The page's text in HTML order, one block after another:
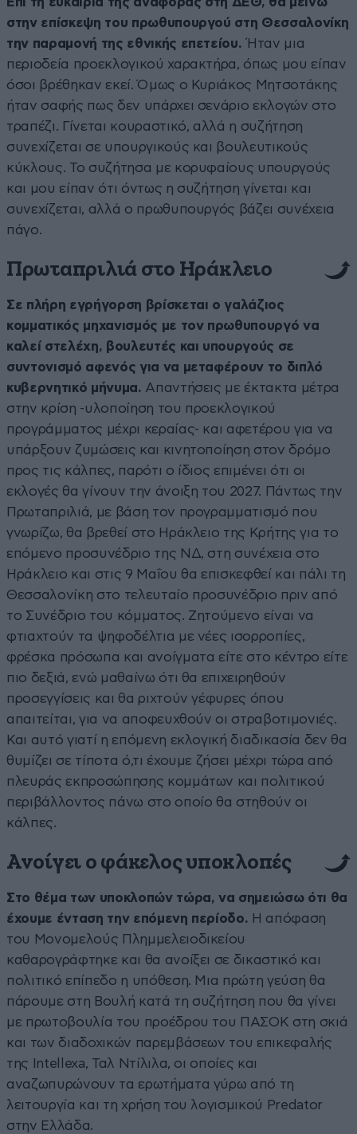
στην επίσκεψη του πρωθυπουργού στη Θεσσαλονίκη
την παραμονή της εθνικής επετείου. Ήταν μια
περιοδεία προεκλογικού χαρακτήρα, όπως μου είπαν
όσοι βρέθηκαν εκεί. Όμως ο Κυριάκος Μητσοτάκης
ήταν σαφής πως δεν υπάρχει σενάριο εκλογών στο
τραπέζι. Γίνεται κουραστικό, αλλά η συζήτηση
συνεχίζεται σε υπουργικούς και βουλευτικούς
κύκλους. Το συζήτησα με κορυφαίους υπουργούς
και μου είπαν ότι όντως η συζήτηση γίνεται και
συνεχίζεται, αλλά ο πρωθυπουργός βάζει συνέχεια
πάγο.
Πρωταπριλιά στο Ηράκλειο
Σε πλήρη εγρήγορση βρίσκεται ο γαλάζιος
κομματικός μηχανισμός με τον πρωθυπουργό να
καλεί στελέχη, βουλευτές και υπουργούς σε
συντονισμό αφενός για να μεταφέρουν το διπλό
κυβερνητικό μήνυμα. Απαντήσεις με έκτακτα μέτρα
στην κρίση -υλοποίηση του προεκλογικού
προγράμματος μέχρι κεραίας- και αφετέρου για να
υπάρξουν ζυμώσεις και κινητοποίηση στον δρόμο
προς τις κάλπες, παρότι ο ίδιος επιμένει ότι οι
εκλογές θα γίνουν την άνοιξη του 2027. Πάντως την
Πρωταπριλιά, με βάση τον προγραμματισμό που
γνωρίζω, θα βρεθεί στο Ηράκλειο της Κρήτης για το
επόμενο προσυνέδριο της ΝΔ, στη συνέχεια στο
Ηράκλειο και στις 9 Μαΐου θα επισκεφθεί και πάλι τη
Θεσσαλονίκη στο τελευταίο προσυνέδριο πριν από
το Συνέδριο του κόμματος. Ζητούμενο είναι να
φτιαχτούν τα ψηφοδέλτια με νέες ισορροπίες,
φρέσκα πρόσωπα και ανοίγματα είτε στο κέντρο είτε
πιο δεξιά, ενώ μαθαίνω ότι θα επιχειρηθούν
προσεγγίσεις και θα ριχτούν γέφυρες όπου
απαιτείται, για να αποφευχθούν οι στραβοτιμονιές.
Και αυτό γιατί η επόμενη εκλογική διαδικασία δεν θα
θυμίζει σε τίποτα ό,τι έχουμε ζήσει μέχρι τώρα από
πλευράς εκπροσώπησης κομμάτων και πολιτικού
περιβάλλοντος πάνω στο οποίο θα στηθούν οι
κάλπες.
Ανοίγει ο φάκελος υποκλοπές
Στο θέμα των υποκλοπών τώρα, να σημειώσω ότι θα
έχουμε ένταση την επόμενη περίοδο. Η απόφαση
του Μονομελούς Πλημμελειοδικείου
καθαρογράφτηκε και θα ανοίξει σε δικαστικό και
πολιτικό επίπεδο η υπόθεση. Μια πρώτη γεύση θα
πάρουμε στη Βουλή κατά τη συζήτηση που θα γίνει
με πρωτοβουλία του προέδρου του ΠΑΣΟΚ στη σκιά
και των διαδοχικών παρεμβάσεων του επικεφαλής
της Intellexa, Ταλ Ντίλιλα, οι οποίες και
αναζωπυρώνουν τα ερωτήματα γύρω από τη
λειτουργία και τη χρήση του λογισμικού Predator
στην Ελλάδα.